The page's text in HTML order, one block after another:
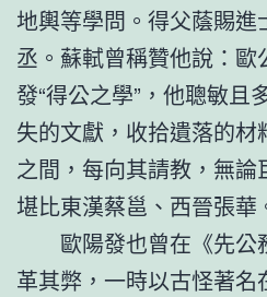
地輿等學問。得父蔭賜進
丞。蘇軾曾稱贊他說：
發“得公之學”，他聰敏且
失的文獻，收拾遺落的
之間，每向其請教，無論
堪比東漢蔡邕、西晉張華
歐陽發也曾在《先公
革其弊，一時以古怪著